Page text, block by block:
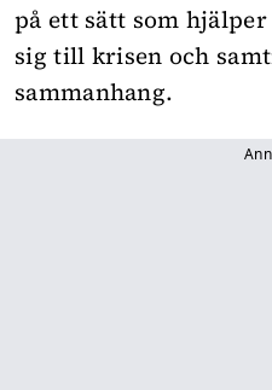
på ett sätt som
sig till krisen och
sammanhang.